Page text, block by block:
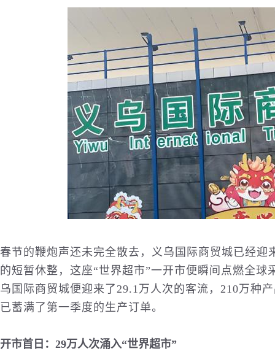
春节的鞭炮声还未完全散去，义乌 国际商贸城已经迎
的短暂休整，这座“世界超市”一开市便瞬间点燃全
乌国际商贸城便迎来了29.1万人次的客流，210万种
已蓄满了第一季度的生产订单。
开市首日：29万人次涌入“世界超市”